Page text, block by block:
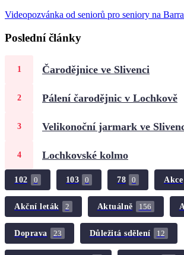
Videopozvánka od seniorů pro seniory na
Poslední články
Čarodějnice ve Slivenci
Pálení čarodějnic v Lochkově
Velikonoční jarmark ve
Lochkovské kolmo
102 0 103 0 78 0 Akce
Akční leták 2 Aktuálně 156
Doprava 23 Důležitá sdělení 12